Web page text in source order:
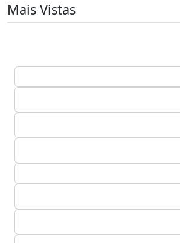
Mais Vistas